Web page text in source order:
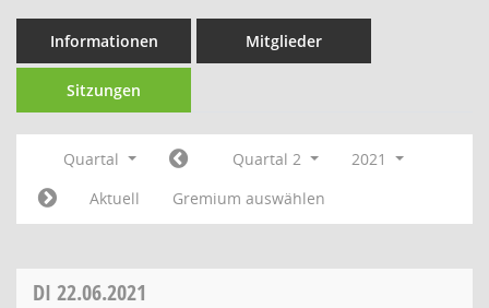
Informationen Mitglieder
Sitzungen
Quartal Quartal 2
2021
Aktuell
Gremium auswählen
DI 22.06.2021